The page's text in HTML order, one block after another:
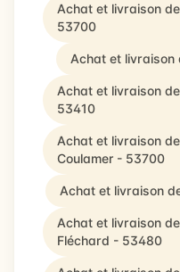
Achat et livraison
53700
Achat et livraison
Achat et livraison
53410
Achat et livraison
Coulamer - 53700
Achat et livraison
Achat et livraison
Fléchard - 53480